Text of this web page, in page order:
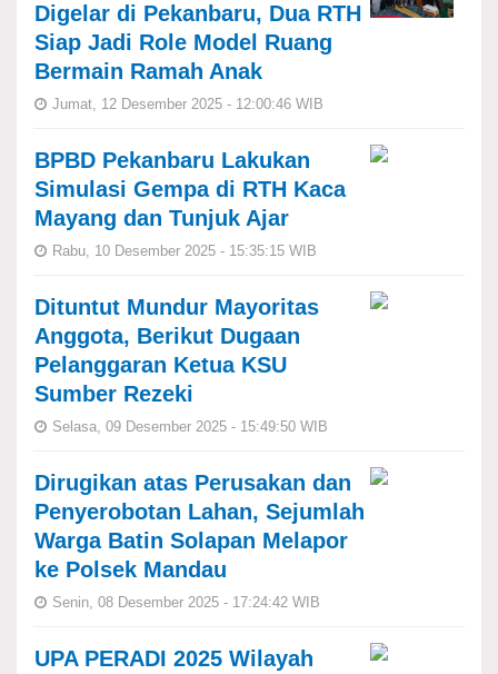
Digelar di Pekanbaru, Dua RTH
Siap Jadi Role Model Ruang
Bermain Ramah Anak
Jumat, 12 Desember 2025 - 12:00:46 WIB
BPBD Pekanbaru Lakukan
Simulasi Gempa di RTH Kaca
Mayang dan Tunjuk Ajar
Rabu, 10 Desember 2025 - 15:35:15 WIB
Dituntut Mundur Mayoritas
Anggota, Berikut Dugaan
Pelanggaran Ketua KSU
Sumber Rezeki
Selasa, 09 Desember 2025 - 15:49:50 WIB
Dirugikan atas Perusakan dan
Penyerobotan Lahan, Sejumlah
Warga Batin Solapan Melapor
ke Polsek Mandau
Senin, 08 Desember 2025 - 17:24:42 WIB
UPA PERADI 2025 Wilayah